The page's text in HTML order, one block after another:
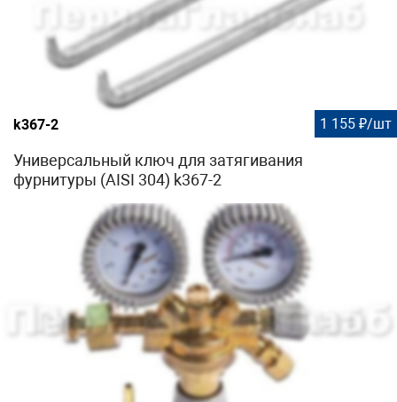
k367-2 1 155 ₽/шт
Универсальный ключ для затягивания
фурнитуры (AISI 304) k367-2